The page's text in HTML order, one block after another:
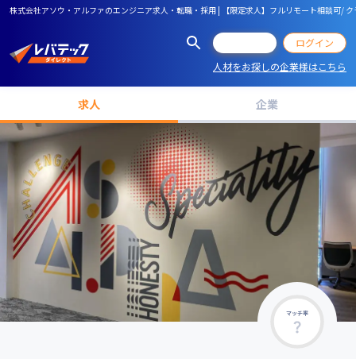
株式会社アソウ・アルファのエンジニア求人・転職・採用 | 【限定求人】フルリモート相談可/
ログイン
人材をお探しの企業様はこちら
求人 企業
マッチ率